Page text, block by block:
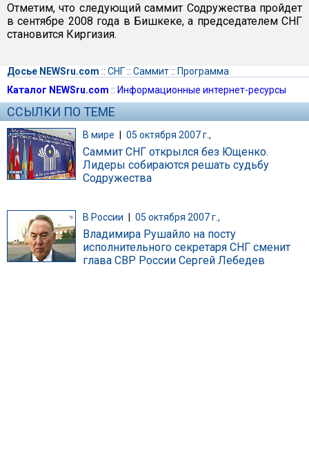
Отметим, что следующий саммит Содружества пройдет
в сентябре 2008 года в Бишкеке, а председателем СНГ
становится Киргизия.
Досье NEWSru.com :: СНГ:: Саммит:: Программа
Каталог NEWSru.com :: Информационные интернет-ресурсы
ССЫЛКИ ПО ТЕМЕ
В мире | 05 октября 2007 г.,
Саммит СНГ открылся без Ющенко.
Лидеры собираются решать судьбу
Содружества
В России 05 октября 2007 г.,
Владимира Рушайло на посту
исполнительного секретаря СНГ сменит
глава СВР России Сергей Лебедев